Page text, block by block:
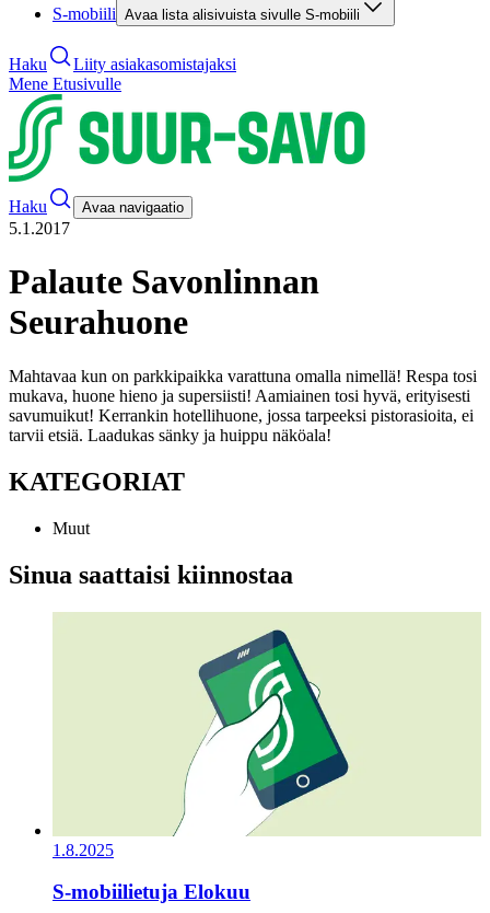
S-mobiili Avaa lista alisivuista sivulle S-mobiili
Haku
Liity asiakasomistajaksi
Mene Etusivulle
Haku Avaa navigaatio
5.1.2017
Palaute Savonlinnan
Seurahuone
Mahtavaa kun on parkkipaikka varattuna omalla nimellä! Respa tosi
mukava, huone hieno ja supersiisti! Aamiainen tosi hyvä, erityisesti
savumuikut! Kerrankin hotellihuone, jossa tarpeeksi pistorasioita, ei
tarvii etsiä. Laadukas sänky ja huippu näköala!
KATEGORIAT
Muut
Sinua saattaisi kiinnostaa
1.8.2025
S-mobiilietuja Elokuu